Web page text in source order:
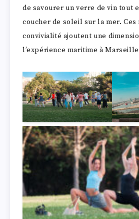
de savourer un verre de vin tout
coucher de soleil sur la mer. Ces
convivialité ajoutent une
l’expérience maritime à